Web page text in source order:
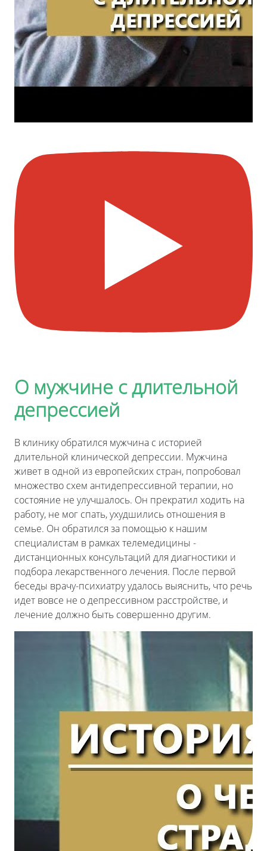
О мужчине с длительной
депрессией
В клинику обратился мужчина с историей
длительной клинической депрессии. Мужчина
живет в одной из европейских стран, попробовал
множество схем антидепрессивной терапии, но
состояние не улучшалось. Он прекратил ходить на
работу, не мог спать, ухудшились отношения в
семье. Он обратился за помощью к нашим
специалистам в рамках телемедицины -
дистанционных консультаций для диагностики и
подбора лекарственного лечения. После первой
беседы врачу-психиатру удалось выяснить, что речь
идет вовсе не о депрессивном расстройстве, и
лечение должно быть совершенно другим.